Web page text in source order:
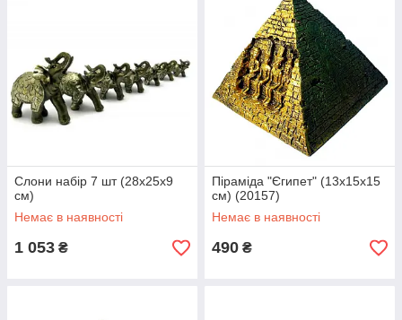
Слони набір 7 шт (28х25х9
см)
Немає в наявності
1 053 ₴
Піраміда "Єгипет" (13х15х15
см) (20157)
Немає в наявності
490 ₴